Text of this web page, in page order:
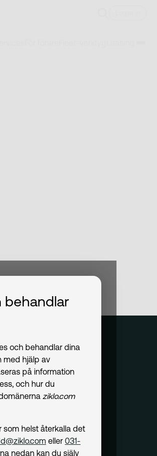
behandlar
och behandlar dina
med hjälp av
på information
och hur du
ziklo.com
som helst återkalla det
eller 031-
nedan kan du själv